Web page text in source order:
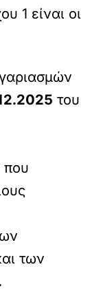
1 είναι οι
του
που
των